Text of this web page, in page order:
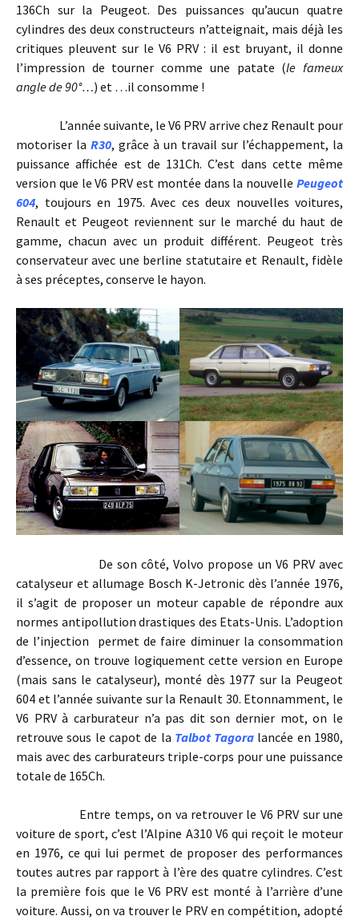
136Ch sur la Peugeot. Des puissances qu’aucun quatre
cylindres des deux constructeurs n’atteignait, mais déjà les
critiques pleuvent sur le V6 PRV : il est bruyant, il donne
l’impression de tourner comme une patate (le fameux
angle de 90°…) et …il consomme !
L’année suivante, le V6 PRV arrive chez Renault pour
motoriser la R30, grâce à un travail sur l’échappement, la
puissance affichée est de 131Ch. C’est dans cette même
version que le V6 PRV est montée dans la nouvelle Peugeot
604, toujours en 1975. Avec ces deux nouvelles voitures,
Renault et Peugeot reviennent sur le marché du haut de
gamme, chacun avec un produit différent. Peugeot très
conservateur avec une berline statutaire et Renault, fidèle
à ses préceptes, conserve le hayon.
De son côté, Volvo propose un V6 PRV avec
catalyseur et allumage Bosch K-Jetronic dès l’année 1976,
il s’agit de proposer un moteur capable de répondre aux
normes antipollution drastiques des Etats-Unis. L’adoption
de l’injection permet de faire diminuer la consommation
d’essence, on trouve logiquement cette version en Europe
(mais sans le catalyseur), monté dès 1977 sur la Peugeot
604 et l’année suivante sur la Renault 30. Etonnamment, le
V6 PRV à carburateur n’a pas dit son dernier mot, on le
retrouve sous le capot de la Talbot Tagora lancée en 1980,
mais avec des carburateurs triple-corps pour une puissance
totale de 165Ch.
Entre temps, on va retrouver le V6 PRV sur une
voiture de sport, c’est l’Alpine A310 V6 qui reçoit le moteur
en 1976, ce qui lui permet de proposer des performances
toutes autres par rapport à l’ère des quatre cylindres. C’est
la première fois que le V6 PRV est monté à l’arrière d’une
voiture. Aussi, on va trouver le PRV en compétition, adopté